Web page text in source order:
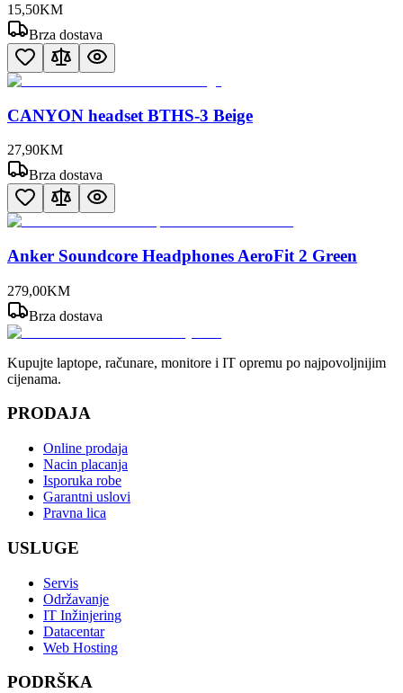
15,50KM
Brza dostava
CANYON headset BTHS-3 Beige
27,90KM
Brza dostava
Anker Soundcore Headphones AeroFit 2 Green
279,00KM
Brza dostava
Kupujte laptope, računare, monitore i IT opremu po najpovoljnijim
cijenama.
PRODAJA
Online prodaja
Nacin placanja
Isporuka robe
Garantni uslovi
Pravna lica
USLUGE
Servis
Održavanje
IT Inžinjering
Datacentar
Web Hosting
PODRŠKA